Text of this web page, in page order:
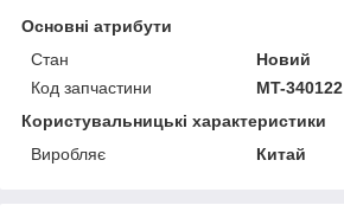
Основні атрибути
Стан
Новий
Код запчастини
MT-340122
Користувальницькі характеристики
Виробляє
Китай